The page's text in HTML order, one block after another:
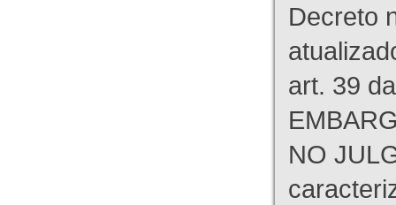
Decreto
art. 39
NO